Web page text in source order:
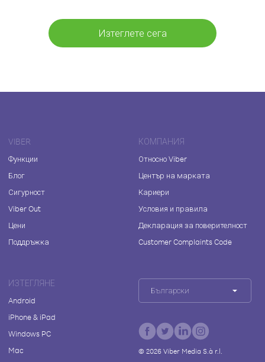
Изтеглете сега
VIBER
Функции
Блог
Сигурност
Viber Out
Цени
Поддръжка
КОМПАНИЯ
Относно Viber
Център на марката
Кариери
Условия и правила
Декларация за поверителност
Customer Complaints Code
ИЗТЕГЛЯНЕ
Android
iPhone & iPad
Windows PC
Mac
Български
© 2026Viber Media S.à r.l.